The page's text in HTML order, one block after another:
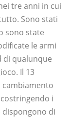
tre anni in cui
Sono stati
sono state
le armi
di qualunque
Il 13
cambiamento
i
di